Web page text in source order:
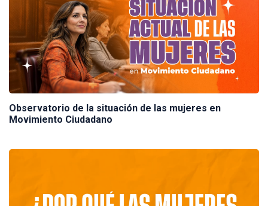
Observatorio de la situación de las mujeres en
Movimiento Ciudadano